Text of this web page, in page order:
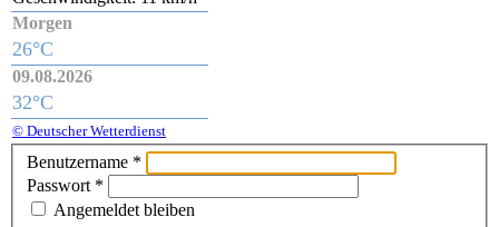
Morgen
26°C
09.08.2026
32°C
© Deutscher Wetterdienst
Benutzername *
Passwort*
Angemeldet bleiben